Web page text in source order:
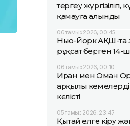
тергеу жүргізіліп,
қамауға алынды
06 тамыз 2026, 00:45
Нью-Йорк АҚШ-та
рұқсат берген 14-
06 тамыз 2026, 00:10
Иран мен Оман
арқылы
келісті
05 тамыз 2026, 23:47
Қытай елге кіру